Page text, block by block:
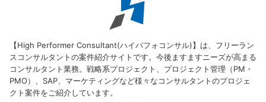
【High Performer Consultant(ハイパフォコンサル)】は、フリーラン
スコンサルタントの案件紹介サイトです。今後ますますニーズが高まる
コンサルタント業務。戦略系プロジェクト、プロジェクト管理（PM・
PMO）、SAP、マーケティングなど様々なコンサルタントのプロジェ
クト案件をご紹介しています。